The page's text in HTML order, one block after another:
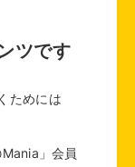
ツです
ためには
」会員